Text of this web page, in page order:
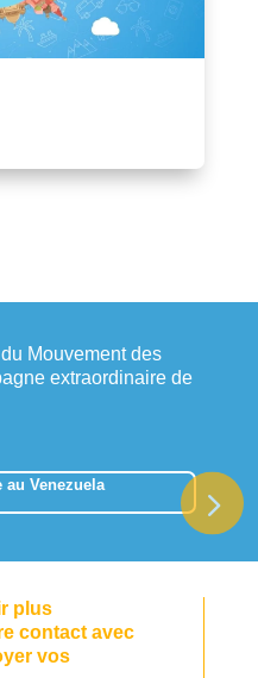
Mouvement des
extraordinaire de
Venezuela
plus
contact avec
vos